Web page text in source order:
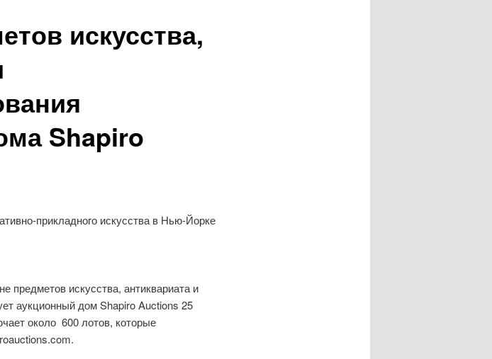
искусства,
Shapiro
прикладного искусства в Нью-Йорке
предметов искусства, антиквариата и
аукционный дом Shapiro Auctions 25
около 600 лотов, которые